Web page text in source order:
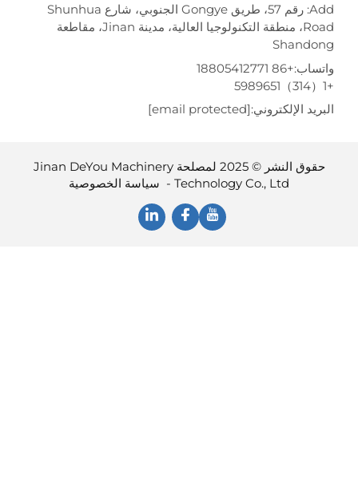
Add: رقم 57، طريق Gongye الجنوبي، شارع Shunhua
Road، منطقة التكنولوجيا العالية، مدينة Jinan، مقاطعة
+86 18805412771
الإلكتروني:[email protected]
حقوق النشر © 2025 لمصلحة Jinan DeYou Machinery
Technology Co., Ltd -
سياسة الخصوصية